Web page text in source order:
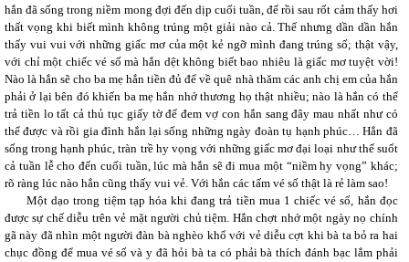
hắn đã sống trong niềm mong đợi đến dịp cuối tuần, để rồi sau rốt cảm thấy hơi
thất vọng khi biết mình không trúng một giải nào cả. Thế nhưng dần dần hắn
thấy vui vui với những giấc mơ của một kẻ ngỡ mình đang trúng số; thật vậy,
với chỉ một chiếc vé số mà hắn dệt không biết bao nhiêu là giấc mơ tuyệt vời!
Nào là hắn sẽ cho ba mẹ hắn tiền đủ để về quê nhà thăm các anh chị em của hắn
phải ở lại bên đó khiến ba mẹ hắn nhớ thương họ thật nhiều; nào là hắn có thể
trả tiền lo tất cả thủ tục giấy tờ để đem vợ con hắn sang đây mau nhất như có
thể được và rồi gia đình hắn lại sống những ngày đoàn tụ hạnh phúc… Hắn đã
sống trong hạnh phúc, tràn trề hy vọng với những giấc mơ đại loại như thế suốt
cả tuần lễ cho đến cuối tuần, lúc mà hắn sẽ đi mua một “niềm hy vọng” khác;
rõ ràng lúc nào hắn cũng thấy vui vẻ. Với hắn các tấm vé số thật là rẻ làm sao!
Một dạo trong tiệm tạp hóa khi đang trả tiền mua 1 chiếc vé số, hắn đọc
được sự chế diễu trên vẻ mặt người chủ tiệm. Hắn chợt nhớ một ngày nọ chính
gã này đã nhìn một người đàn bà nghèo khổ với vẻ diễu cợt khi bà ta bỏ ra hai
chục đồng để mua vé số và y đã hỏi bà ta có phải bà thích đánh bạc lắm phải